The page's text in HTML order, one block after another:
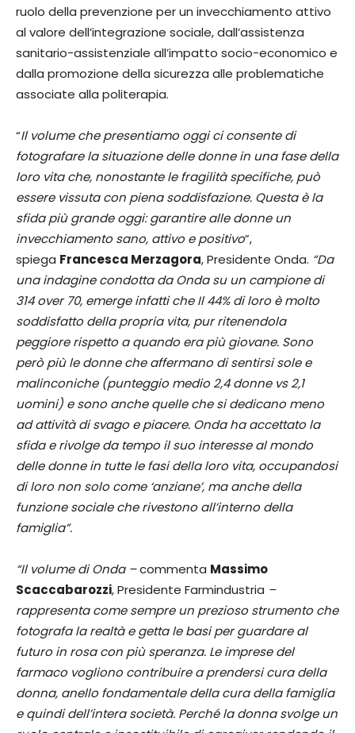
ruolo della prevenzione per un invecchiamento attivo
al valore dell’integrazione sociale, dall’assistenza
sanitario-assistenziale all’impatto socio-economico e
dalla promozione della sicurezza alle problematiche
associate alla politerapia.
“Il volume che presentiamo oggi ci consente di
fotografare la situazione delle donne in una fase della
loro vita che, nonostante le fragilità specifiche, può
essere vissuta con piena soddisfazione. Questa è la
sfida più grande oggi: garantire alle donne un
invecchiamento sano, attivo e positivo”,
spiega Francesca Merzagora, Presidente Onda. “Da
una indagine condotta da Onda su un campione di
314 over 70, emerge infatti che Il 44% di loro è molto
soddisfatto della propria vita, pur ritenendola
peggiore rispetto a quando era più giovane. Sono
però più le donne che affermano di sentirsi sole e
malinconiche (punteggio medio 2,4 donne vs 2,1
uomini) e sono anche quelle che si dedicano meno
ad attività di svago e piacere. Onda ha accettato la
sfida e rivolge da tempo il suo interesse al mondo
delle donne in tutte le fasi della loro vita, occupandosi
di loro non solo come ‘anziane’, ma anche della
funzione sociale che rivestono all’interno della
famiglia”.
“Il volume di Onda –commenta Massimo
Scaccabarozzi, Presidente Farmindustria –
rappresenta come sempre un prezioso strumento che
fotografa la realtà e getta le basi per guardare al
futuro in rosa con più speranza. Le imprese del
farmaco vogliono contribuire a prendersi cura della
donna, anello fondamentale della cura della famiglia
e quindi dell’intera società. Perché la donna svolge un